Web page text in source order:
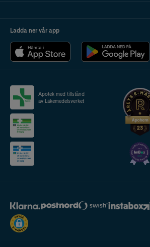
Ladda ner vår app
Apotek med tillstånd
av Läkemedelsverket